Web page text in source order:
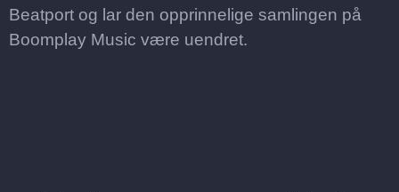
Beatport og lar den opprinnelige samlingen på
Boomplay Music være uendret.